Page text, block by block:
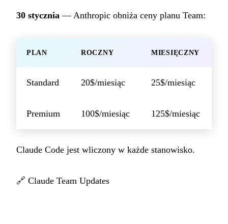
30 stycznia — Anthropic obniża ceny planu Team:
PLAN ROCZNY MIESIĘCZNY
Standard 20$/miesiąc 25$/miesiąc
Premium 100$/miesiąc 125$/miesiąc
Claude Code jest wliczony w każde stanowisko.
🔗 Claude Team Updates